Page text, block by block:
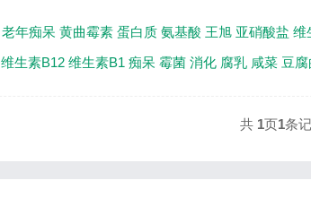
老年痴呆 黄曲霉素 蛋白质 氨基酸 王旭 亚硝酸盐 维
维生素B12 维生素B1 痴呆 霉菌 消化 腐乳 咸菜 豆
共 1页1条